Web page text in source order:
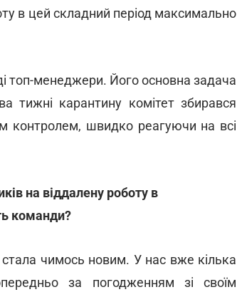
в цей складний період максимально
топ-менеджери. Його основна задача
тижні карантину комітет збирався
контролем, швидко реагуючи на всі
на віддалену роботу в
команди?
стала чимось новим. У нас вже кілька
за погодженням зі своїм